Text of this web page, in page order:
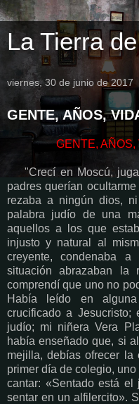
La Tierra
viernes, 30 de junio de 2017
GENTE, AÑOS,
GENTE, AÑOS,
"Crecí en Moscú,
padres querían
rezaba a ningún dios,
palabra judío de una
aquellos a los que
injusto y natural al
creyente, condenaba
situación abrazaban la
comprendí que uno no
Había leído en
crucificado a
judío; mi niñera Vera
había enseñado que, si
mejilla, debías ofrecer la
primer día de colegio,
cantar: «Sentado está
sentar en un alfilercito».